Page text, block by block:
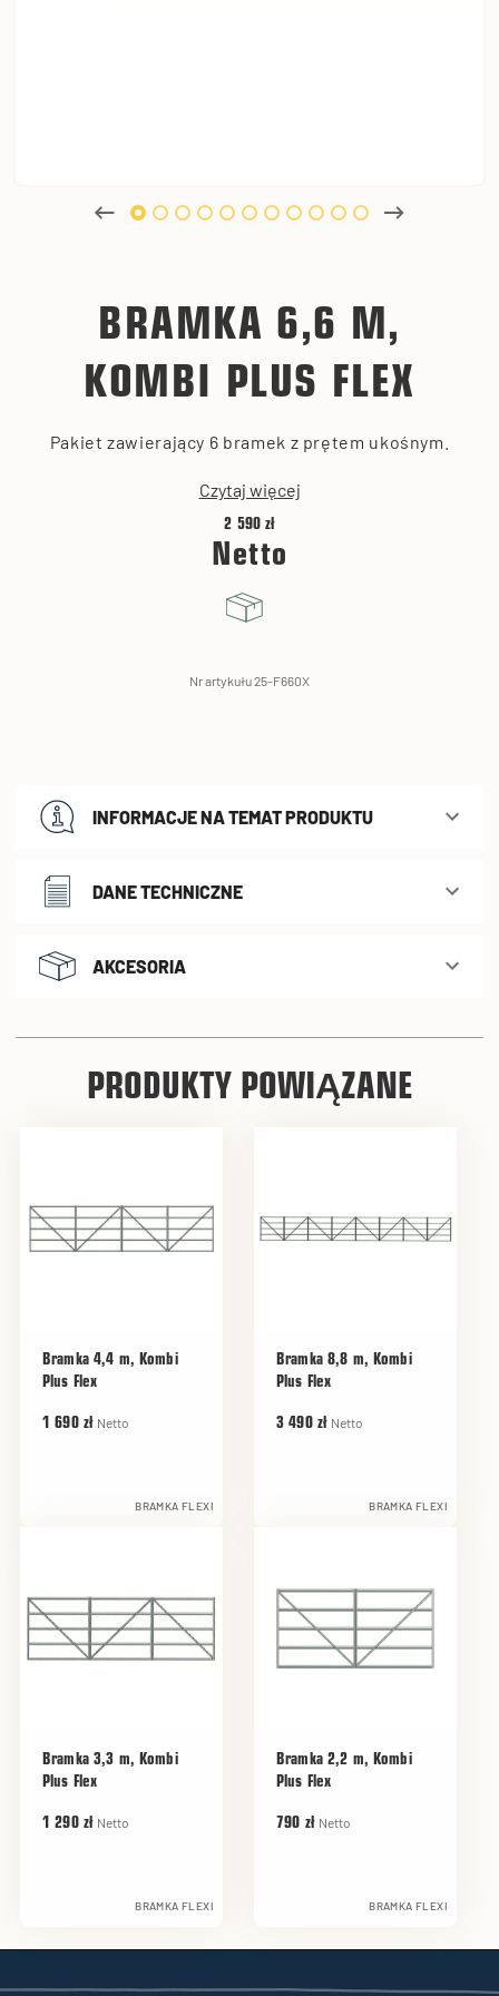
BRAMKA 6,6 M,
KOMBI PLUS FLEX
Pakiet zawierający 6 bramek z prętem ukośnym.
Czytaj więcej
2 590 zł
Netto
Nr artykułu 25-F660X
INFORMACJE NA TEMAT PRODUKTU
DANE TECHNICZNE
AKCESORIA
PRODUKTY POWIĄZANE
Bramka 4,4 m, Kombi
Plus Flex
1 690 zł Netto
BRAMKA FLEXI
Bramka 8,8 m, Kombi
Plus Flex
3 490 zł Netto
BRAMKA FLEXI
Bramka 3,3 m, Kombi
Plus Flex
1 290 zł Netto
BRAMKA FLEXI
Bramka 2,2 m, Kombi
Plus Flex
790 zł Netto
BRAMKA FLEXI